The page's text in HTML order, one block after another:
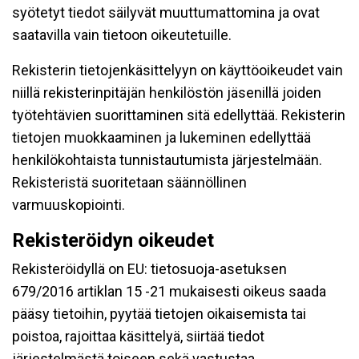
syötetyt tiedot säilyvät muuttumattomina ja ovat
saatavilla vain tietoon oikeutetuille.
Rekisterin tietojenkäsittelyyn on käyttöoikeudet vain
niillä rekisterinpitäjän henkilöstön jäsenillä joiden
työtehtävien suorittaminen sitä edellyttää. Rekisterin
tietojen muokkaaminen ja lukeminen edellyttää
henkilökohtaista tunnistautumista järjestelmään.
Rekisteristä suoritetaan säännöllinen
varmuuskopiointi.
Rekisteröidyn oikeudet
Rekisteröidyllä on EU: tietosuoja-asetuksen
679/2016 artiklan 15 -21 mukaisesti oikeus saada
pääsy tietoihin, pyytää tietojen oikaisemista tai
poistoa, rajoittaa käsittelyä, siirtää tiedot